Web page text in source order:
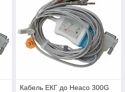
Кабель ЕКГ до Heaco 300G